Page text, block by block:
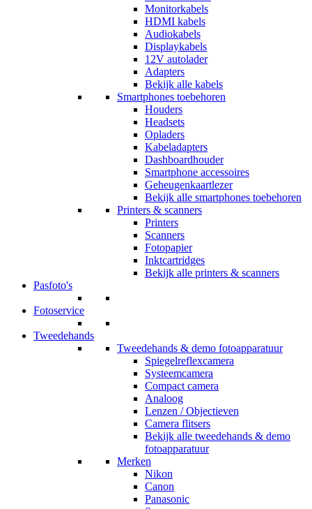
Monitorkabels
HDMI kabels
Audiokabels
Displaykabels
12V autolader
Adapters
Bekijk alle kabels
Smartphones toebehoren
Houders
Headsets
Opladers
Kabeladapters
Dashboardhouder
Smartphone accessoires
Geheugenkaartlezer
Bekijk alle smartphones toebehoren
Printers & scanners
Printers
Scanners
Fotopapier
Inktcartridges
Bekijk alle printers & scanners
Pasfoto's
Fotoservice
Tweedehands
Tweedehands & demo fotoapparatuur
Spiegelreflexcamera
Systeemcamera
Compact camera
Analoog
Lenzen / Objectieven
Camera flitsers
Bekijk alle tweedehands & demo
fotoapparatuur
Merken
Nikon
Canon
Panasonic